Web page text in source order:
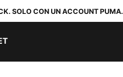
SOLO CON UN ACCOUNT PUMA.